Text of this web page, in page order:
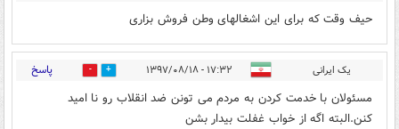
حیف وقت که برای این اشغالهای وطن فروش بزاری
یک ایرانی ۱۷:۳۲ - ۱۳۹۷/۰۸/۱۸ 14 پاسخ
مسئولان با خدمت کردن به مردم می تونن ضد انقلاب رو نا امید
کنن.البته اگه از خواب غفلت بیدار بشن